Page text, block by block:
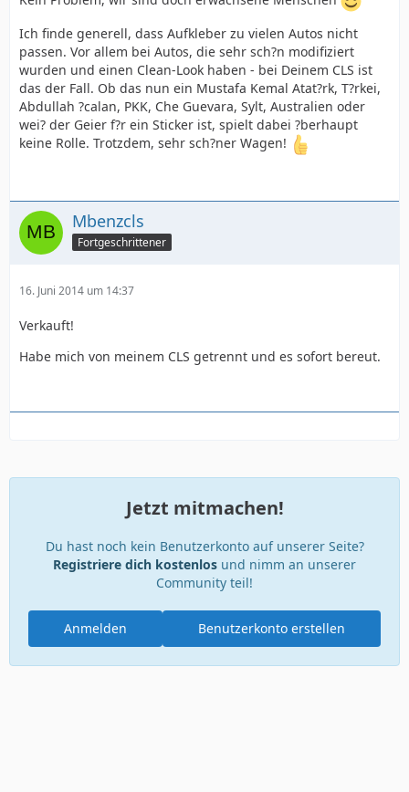
Ich finde generell, dass Aufkleber zu vielen Autos nicht
passen. Vor allem bei Autos, die sehr sch?n modifiziert
wurden und einen Clean-Look haben - bei Deinem CLS ist
das der Fall. Ob das nun ein Mustafa Kemal Atat?rk, T?rkei,
Abdullah ?calan, PKK, Che Guevara, Sylt, Australien oder
wei? der Geier f?r ein Sticker ist, spielt dabei ?berhaupt
keine Rolle. Trotzdem, sehr sch?ner Wagen!
Mbenzcls
Fortgeschrittener
16. Juni 2014 um 14:37
Verkauft!
Habe mich von meinem CLS getrennt und es sofort bereut.
Jetzt mitmachen!
Du hast noch kein Benutzerkonto auf unserer Seite?
Registriere dich kostenlos und nimm an unserer
Community teil!
Benutzerkonto erstellen
Anmelden